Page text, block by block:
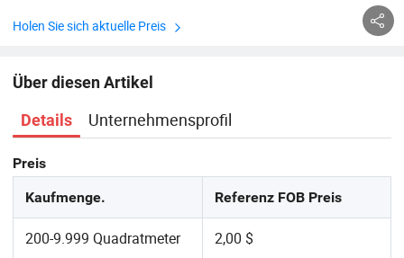
Holen Sie sich aktuelle Preis
Über diesen Artikel
Details Unternehmensprofil
Preis
Kaufmenge. Referenz FOB Preis
200-9.999 Quadratmeter 2,00 $